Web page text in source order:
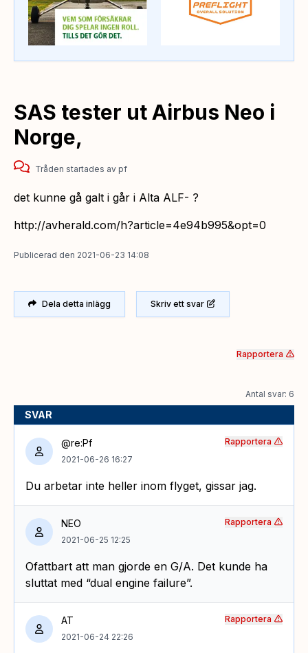
SAS tester ut Airbus Neo i
Norge,
Tråden startades av pf
det kunne gå galt i går i Alta ALF- ?
http://avherald.com/h?article=4e94b995&opt=0
Publicerad den 2021-06-23 14:08
Dela detta inlägg Skriv ett svar
Rapportera
Antal svar: 6
SVAR
@re:Pf
2021-06-26 16:27
Du arbetar inte heller inom flyget, gissar jag.
Rapportera
NEO
2021-06-25 12:25
Ofattbart att man gjorde en G/A. Det kunde ha
sluttat med “dual engine failure”.
Rapportera
AT
2021-06-24 22:26
Rapportera